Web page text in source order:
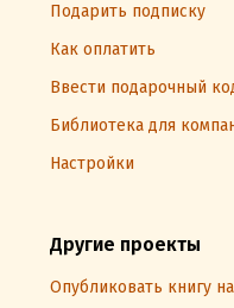
Подарить подписку
Как оплатить
Ввести подарочный
Библиотека для
Настройки
Другие проекты
Опубликовать книгу